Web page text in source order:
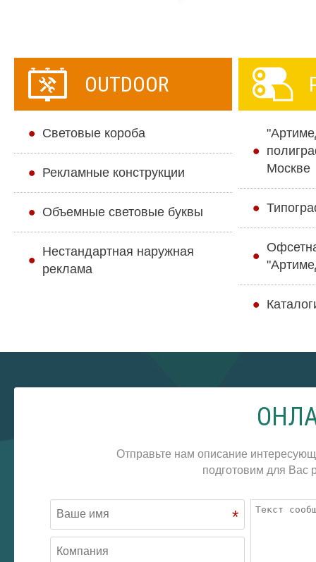
OUTDOOR
Cветовые короба
Рекламные конструкции
Объемные световые буквы
Нестандартная наружная
реклама
Москве
Отправьте нам описание
подготовим для Вас
*